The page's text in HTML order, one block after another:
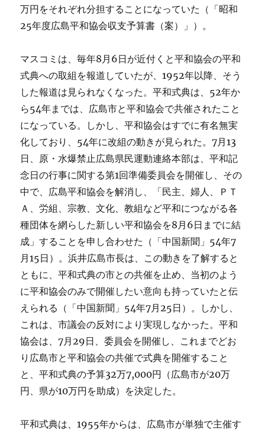
万円をそれぞれ分担することになっていた（「昭和
25年度広島平和協会収支予算書（案）」）。
マスコミは、毎年8月6日が近付くと平和協会の平和
式典への取組を報道していたが、1952年以降、そう
した報道は見られなくなった。平和式典は、52年か
ら54年までは、広島市と平和協会で共催されたこと
になっている。しかし、平和協会はすでに有名無実
化しており、54年に改組の動きが見られた。7月13
日、原・水爆禁止広島県民運動連絡本部は、平和記
念日の行事に関する第1回準備委員会を開催し、その
中で、広島平和協会を解消し、「民主、婦人、ＰＴ
Ａ、労組、宗教、文化、教組など平和につながる各
種団体を網らした新しい平和協会を8月6日までに結
成」することを申し合わせた（「中国新聞」54年7
月15日）。浜井広島市長は、この動きを了解すると
ともに、平和式典の市との共催を止め、当初のよう
に平和協会のみで開催したい意向も持っていたと伝
えられる（「中国新聞」54年7月25日）。しかし、
これは、市議会の反対により実現しなかった。平和
協会は、7月29日、委員会を開催し、これまでどお
り広島市と平和協会の共催で式典を開催すること
と、平和式典の予算32万7,000円（広島市が20万
円、県が10万円を助成）を決定した。
平和式典は、1955年からは、広島市が単独で主催す